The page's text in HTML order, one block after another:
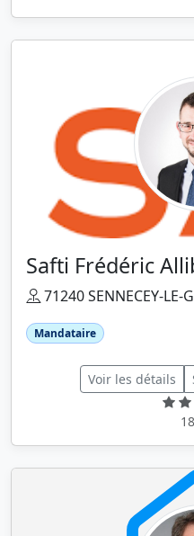
Safti Frédéric
71240 SENNECEY-LE-
Mandataire
Voir les détails